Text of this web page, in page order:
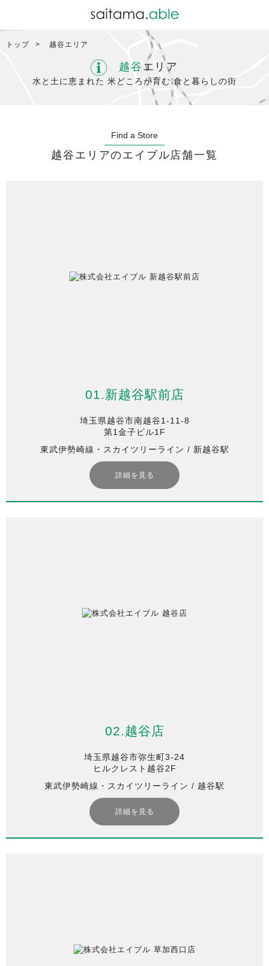
トップ 越谷エリア
越谷 エリア
水と土に恵まれた 米どころが育む 食と暮らしの街
Find a Store
越谷エリアのエイブル店舗一覧
01.新越谷駅前店
埼玉県越谷市南越谷1-11-8
第1金子ビル1F
東武伊勢崎線・スカイツリーライン / 新越谷駅
詳細を見る
02.越谷店
埼玉県越谷市弥生町3-24
ヒルクレスト越谷2F
東武伊勢崎線・スカイツリーライン / 越谷駅
詳細を見る